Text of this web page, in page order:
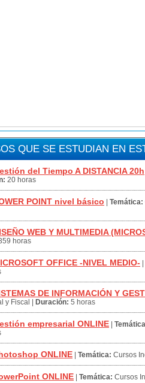
QUE SE ESTUDIAN EN
del Tiempo A DISTANCIA 20h
20 horas
POINT nivel básico Temática:
WEB Y MULTIMEDIA
horas
OFFICE -NIVEL MEDIO-
DE INFORMACIÓN Y
y Fiscal
Duración: 5 horas
empresarial ONLINE
ONLINE Temática: Cursos
ONLINE Temática: Cursos